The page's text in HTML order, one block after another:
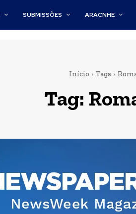
SUBMISSÕES ARACNHE
Início Tags
Tag: